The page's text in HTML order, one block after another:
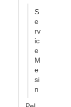
S
e
rv
ic
e
M
e
si
n